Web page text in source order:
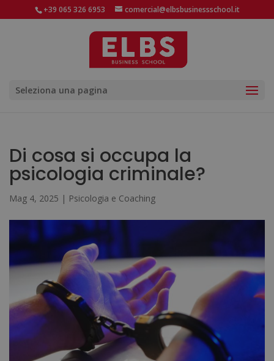
+39 065 326 6953 comercial@elbsbusinessschool.it
Seleziona una pagina
Di cosa si occupa la
psicologia criminale?
Mag 4, 2025 | Psicologia e Coaching